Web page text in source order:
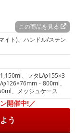
この商品を見る
イト)、ハンドル/ステン
、フタL/φ155×3
・800ml、
、メッシュケース
開催中!／
う